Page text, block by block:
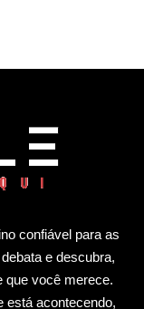
confiável para as
e descubra,
que você merece.
está acontecendo,